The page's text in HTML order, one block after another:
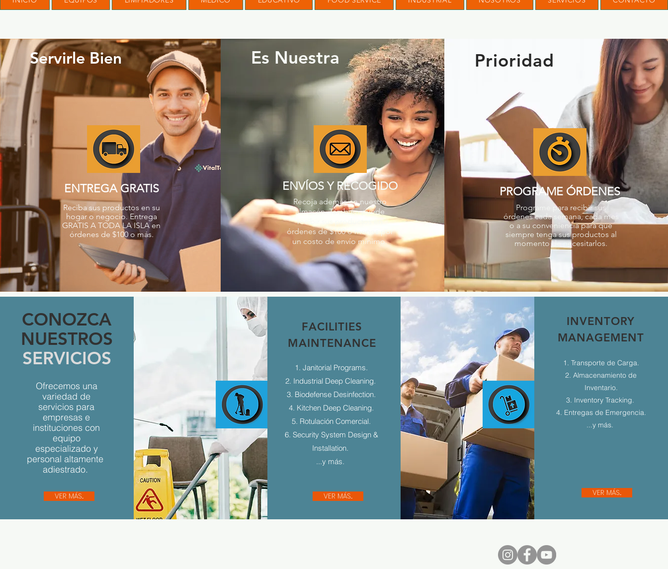
Servirle Bien
ENTREGA GRATIS
Reciba sus productos en su
hogar o negocio. Entrega
GRATIS A TODA LA ISLA en
órdenes de $100 o más.
Es Nuestra
ENVÍOS Y RECOGIDO
Recoja además en nuestro
almacén. También puede
recibir sus productos en
órdenes de $100 o menos por
un costo de envío mínimo.
Prioridad
PROGRAME ÓRDENES
Programe para recibir sus
órdenes cada semana, cada mes
o a su conveniencia para que
siempre tenga sus productos al
momento de necesitarlos.
CONOZCA
NUESTROS
SERVICIOS
Ofrecemos una
variedad de
servicios para
empresas e
instituciones con
equipo
especializado y
personal altamente
adiestrado.
VER MÁS...
FACILITIES
MAINTENANCE
1. Janitorial Programs.
2. Industrial Deep Cleaning.
3. Biodefense Desinfection.
4. Kitchen Deep Cleaning.
5. Rotulación Comercial.
6. Security System Design &
Installation.
...y más.
VER MÁS...
INVENTORY
MANAGEMENT
1. Transporte de Carga.
2. Almacenamiento de
Inventario.
3. Inventory Tracking.
4. Entregas de Emergencia.
...y más.
VER MÁS...